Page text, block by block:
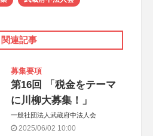
関連記事
募集要項
第16回 「税金をテーマ
に川柳大募集！」
一般社団法人武蔵府中法人会
2025/06/02 10:00